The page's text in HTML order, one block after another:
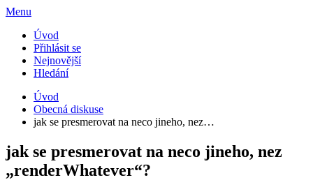
Menu
Úvod
Přihlásit se
Nejnovější
Hledání
Úvod
Obecná diskuse
jak se presmerovat na neco jineho, nez…
jak se presmerovat na neco jineho, nez
„renderWhatever“?